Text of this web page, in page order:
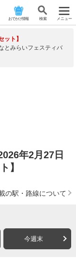
おでかけ情報 検 索 メニュー
ット】
とみらいフェスティバ
年2月27日
】
の駅・路線について
今週末